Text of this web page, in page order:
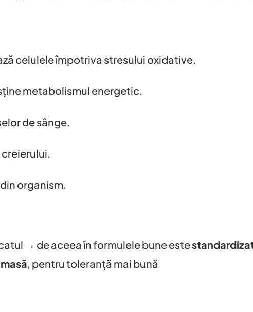
celulele împotriva stresului oxidative.
metabolismul energetic.
de sânge.
organism.
→ de aceea în formulele bune este
, pentru toleranță mai bună